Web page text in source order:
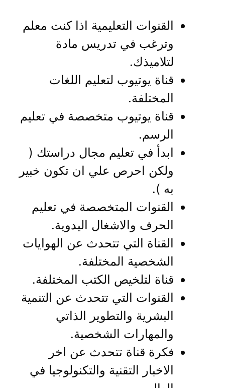
القنوات التعليمية اذا كنت معلم
وترغب في تدريس مادة
لتلاميذك.
قناة يوتيوب لتعليم اللغات
المختلفة.
قناة يوتيوب متخصصة في تعليم
الرسم.
ابدأ في تعليم مجال دراستك (
ولكن احرص علي ان تكون خبير
به ).
القنوات المتخصصة في تعليم
الحرف والاشغال اليدوية.
القناة التي تتحدث عن الهوايات
الشخصية المختلفة.
قناة لتلخيص الكتب المختلفة.
القنوات التي تتحدث عن التنمية
البشرية والتطوير الذاتي
والمهارات الشخصية.
فكرة قناة تتحدث عن اخر
الاخبار التقنية والتكنولوجيا في